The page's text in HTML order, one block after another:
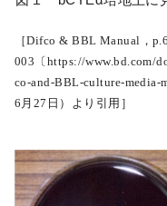
［Difco & BBL Manual，
003〔https://www.bd.com/
co-and-BBL-culture-media-
6月27日）より引用］